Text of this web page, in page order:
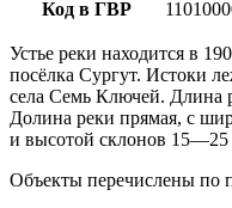
Код в ГВР
Устье реки находится в
посёлка Сургут. Истоки
села Семь Ключей. Длина
Долина реки прямая, с
и высотой склонов 15—25
Объекты перечислены по